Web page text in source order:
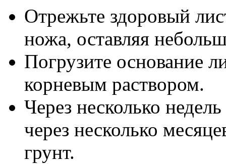
Отрежьте здоровый
ножа, оставляя
Погрузите основание
корневым раствором.
Через несколько
через несколько
грунт.